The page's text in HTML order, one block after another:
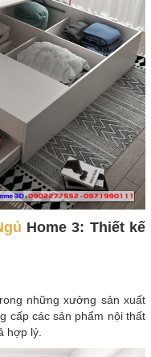
Home 3: Thiết kế
những xưởng sản xuất
cấp các sản phẩm nội thất
hợp lý.